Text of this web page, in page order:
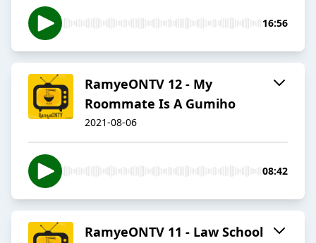
16:56
RamyeONTV 12 - My
Roommate Is A Gumiho
2021-08-06
08:42
RamyeONTV 11 - Law School